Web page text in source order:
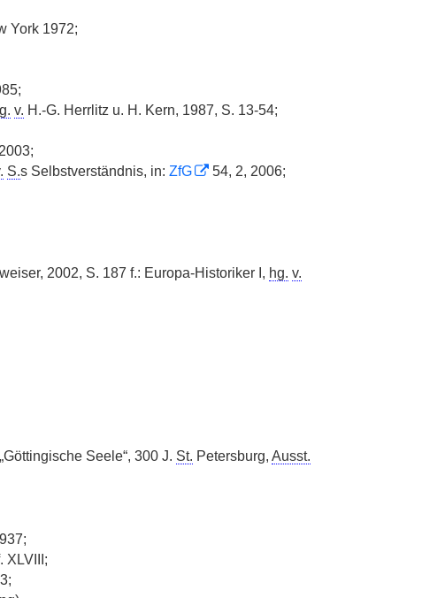
York 1972;
v. H.-G. Herrlitz u. H. Kern, 1987, S. 13-54;
S.s Selbstverständnis, in: ZfG
54, 2, 2006;
2002, S. 187 f.: Europa-Historiker I, hg. v.
Seele“, 300 J. St. Petersburg, Ausst.
XLVIII;